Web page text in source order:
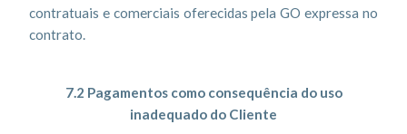
contratuais e comerciais oferecidas pela GO expressa no
contrato.
7.2 Pagamentos como consequência do uso
inadequado do Cliente